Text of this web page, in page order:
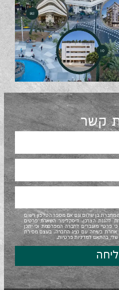
קשר
מחברת בן שלום וגם אם מספר הטלפון רשום
להגנת הצרכן. דיסקליימר השארת פרטים
פרטיי מועברים לחברה המפרסמת וכי יתכן
בשיחה עם נציג החברה. בעצם מסירת
בהתאם למדיניות פרטיות.